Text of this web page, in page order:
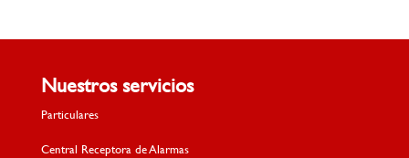
Nuestros servicios
Particulares
Central Receptora de Alarmas